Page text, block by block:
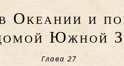
Океании и
Южной
Глава 27